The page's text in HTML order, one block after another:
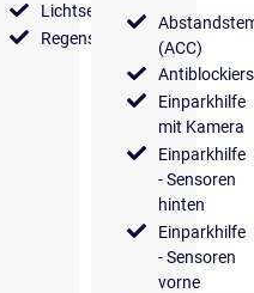
Lichtsensor
Regensensor
(ACC)
Einparkhilfe
mit Kamera
Einparkhilfe
- Sensoren
hinten
Einparkhilfe
- Sensoren
vorne